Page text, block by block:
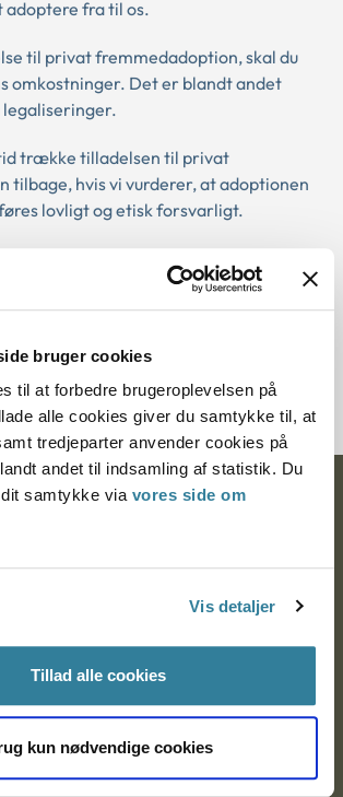
bruger cookies
til at forbedre brugeroplevelsen på
alle cookies giver du samtykke til, at
tredjeparter anvender cookies på
andet til indsamling af statistik. Du
samtykke via vores side om
Vis detaljer
Tillad alle cookies
kun nødvendige cookies
adoptere fra til os.
til privat fremmedadoption, skal du
omkostninger. Det er blandt andet
trække tilladelsen til privat
tilbage, hvis vi vurderer, at adoptionen
lovligt og etisk forsvarligt.
Aalborg